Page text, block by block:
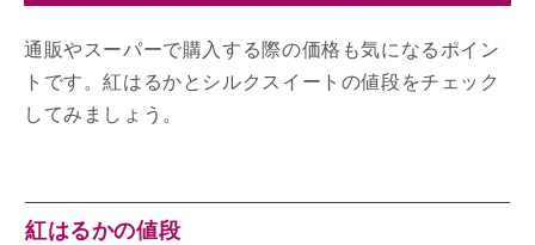
通販やスーパーで購入する際の価格も気になるポイン
トです。紅はるかとシルクスイートの値段をチェック
してみましょう。
紅はるかの値段